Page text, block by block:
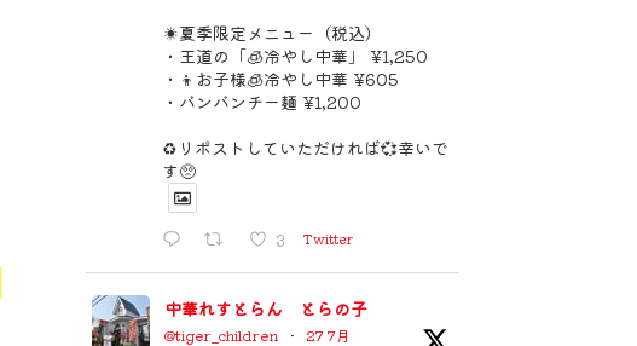
☀️夏季限定メニュー（税込）
・王道の「🧊冷やし中華」 ¥1,250
・👦お子様🧊冷やし中華 ¥605
・バンバンチー麺 ¥1,200
♻️リポストしていただければ💞幸いで
す🥺
3 Twitter
中華れすとらん とらの子
@tiger_children · 27 7月